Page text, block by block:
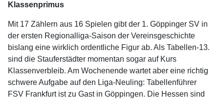
Klassenprimus
Mit 17 Zählern aus 16 Spielen gibt der 1. Göppinger SV in
der ersten Regionalliga-Saison der Vereinsgeschichte
bislang eine wirklich ordentliche Figur ab. Als Tabellen-13.
sind die Stauferstädter momentan sogar auf Kurs
Klassenverbleib. Am Wochenende wartet aber eine richtig
schwere Aufgabe auf den Liga-Neuling: Tabellenführer
FSV Frankfurt ist zu Gast in Göppingen. Die Hessen sind